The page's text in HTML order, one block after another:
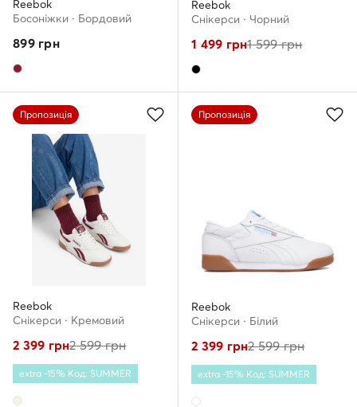
Reebok
Босоніжки · Бордовий
899грн
Reebok
Снікерcи · Чорний
1 499 грн1 599грн
Пропозиція
Reebok
Снікерcи · Кремовий
2 399 грн2 599грн
extra -15% Код: SUMMER
Пропозиція
Reebok
Снікерcи · Білий
2 399 грн2 599грн
extra -15% Код: SUMMER